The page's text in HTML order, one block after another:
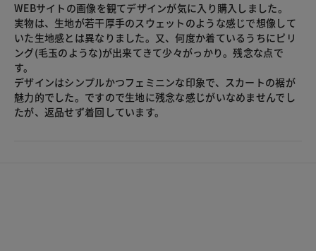
WEBサイトの画像を観てデザインが気に入り購入しました。
実物は、生地が若干厚手のスウェットのような感じで想像して
いた生地感とは異なりました。又、何度か着ているうちにピリ
ング(毛玉のような)が出来てきて少々がっかり。残念な点で
す。
デザインはシンプルかつフェミニンな印象で、スカートの裾が
魅力的でした。ですので生地に残念な感じがいなめませんでし
たが、返品せず着回しています。